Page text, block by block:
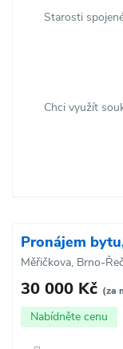
Starosti
Chci využít
Pronájem
Měřičkova, Brno-
30 000 Kč (za
Nabídněte cenu